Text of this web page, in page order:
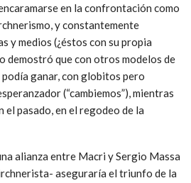
en la confrontación como
y constantemente
y medios (¿éstos con su propia
demostró que con otros modelos de
ganar, con globitos pero
(“cambiemos”), mientras
pasado, en el regodeo de la
alianza entre Macri y Sergio Massa
aseguraría el triunfo de la